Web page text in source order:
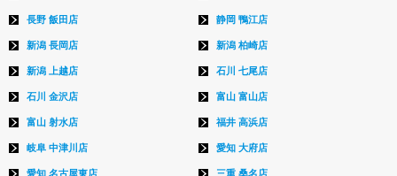
長野 飯田店 静岡 鴨江店
新潟 長岡店 新潟 柏崎店
新潟 上越店 石川 七尾店
石川 金沢店 富山 富山店
富山 射水店 福井 高浜店
岐阜 中津川店 愛知 大府店
愛知 名古屋東店 三重 桑名店